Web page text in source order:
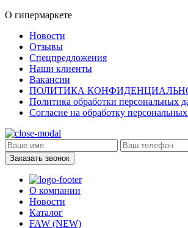
О гипермаркете
Новости
Отзывы
Спецпредложения
Наши клиенты
Вакансии
ПОЛИТИКА
Политика обработки персональных
Согласие на обработку
Заказать звонок
О компании
Новости
Каталог
FAW (NEW)